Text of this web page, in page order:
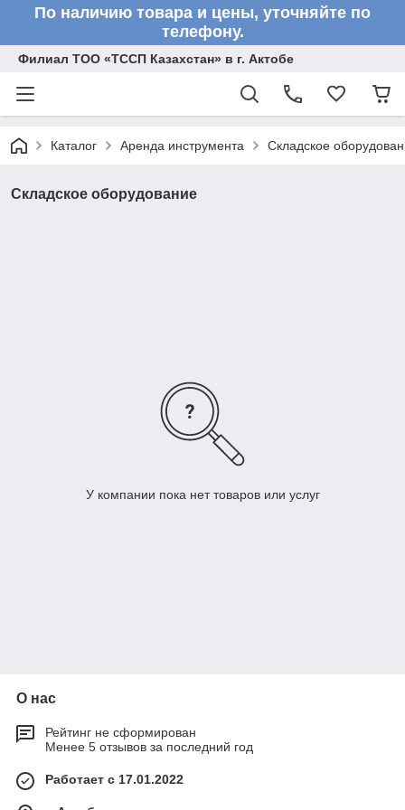
По наличию товара и цены, уточняйте по
телефону.
Филиал ТОО «ТССП Казахстан» в г. Актобе
Каталог Аренда инструмента Складское
Складское оборудование
У компании пока нет товаров или услуг
О нас
Рейтинг не сформирован
Менее 5 отзывов за последний год
Работает с 17.01.2022